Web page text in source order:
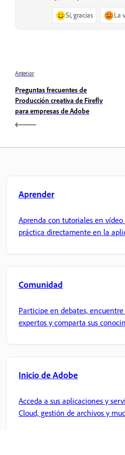
Sí, gracias La
Anterior
Preguntas frecuentes de
Producción creativa de Firefly
para empresas de Adobe
Aprender
Aprenda con tutoriales en
práctica directamente en la
Comunidad
Participe en debates,
expertos y comparta sus
Inicio de Adobe
Acceda a sus aplicaciones y
Cloud, gestión de archivos y